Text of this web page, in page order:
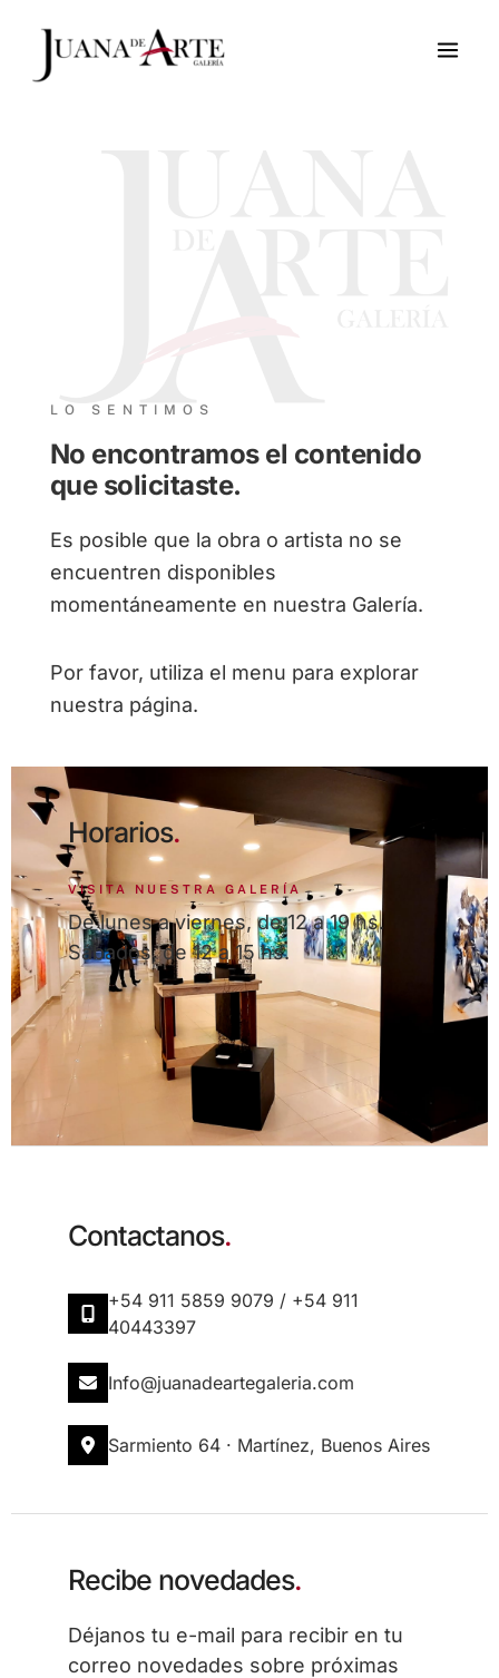
LO SENTIMOS
No encontramos el contenido
que solicitaste.
Es posible que la obra o artista no se
encuentren disponibles
momentáneamente en nuestra Galería.
Por favor, utiliza el menu para explorar
nuestra página.
Horarios.
VISITA NUESTRA GALERÍA
De lunes a viernes, de 12 a 19 hs.
Sábados, de 12 a 15 hs.
Contactanos.
+54 911 5859 9079 / +54 911
40443397
info@juanadeartegaleria.com​
Sarmiento 64 · Martínez, Buenos Aires
Recibe novedades.
Déjanos tu e-mail para recibir en tu
correo novedades sobre próximas